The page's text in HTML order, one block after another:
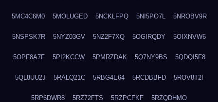
5MC4C6M0 5MOLUGED 5NCKLFPQ 5NI5PO7L 5NROBV9R
5NSPSK7R 5NYZ03GV 5NZ2F7XQ 5OGIRQDY 5OIXNVW6
5OPF8A7F 5PI2KCCW 5PMRZDAK 5Q7NY9BS 5QDQI5F8
5QL8UU2J 5RALQ21C 5RBG4E64 5RCDBBFD 5ROV8T2I
5RP6DWR8 5RZ72FTS 5RZPCFKF 5RZQDHMO